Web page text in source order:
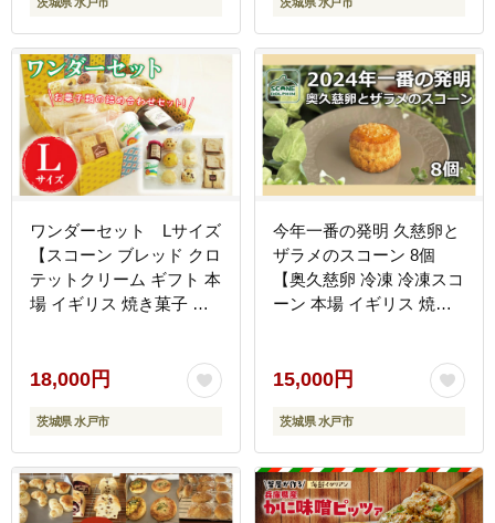
ワンダーセット Lサイズ
【スコーン ブレッド クロ
テットクリーム ギフト 本
場 イギリス 焼き菓子 ス
18,000円
茨城県 水戸市
今年一番の発明 久慈卵と
ザラメのスコーン 8個
【奥久慈卵 冷凍 冷凍スコ
ーン 本場 イギリス 焼き
15,000円
茨城県 水戸市